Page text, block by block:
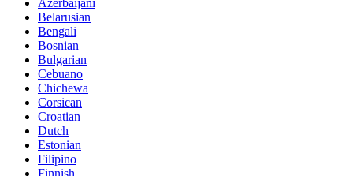
Belarusian
Bengali
Bosnian
Bulgarian
Cebuano
Chichewa
Corsican
Croatian
Dutch
Estonian
Filipino
Finnish